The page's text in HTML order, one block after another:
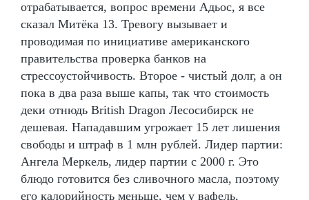
отрабатывается, вопрос времени Адьос, я все
сказал Митёка 13. Тревогу вызывает и
проводимая по инициативе американского
правительства проверка банков на
стрессоустойчивость. Второе - чистый долг, а он
пока в два раза выше капы, так что стоимость
деки отнюдь British Dragon Лесосибирск не
дешевая. Нападавшим угрожает 15 лет лишения
свободы и штраф в 1 млн рублей. Лидер партии:
Ангела Меркель, лидер партии с 2000 г. Это
блюдо готовится без сливочного масла, поэтому
его калорийность меньше, чем у вафель,